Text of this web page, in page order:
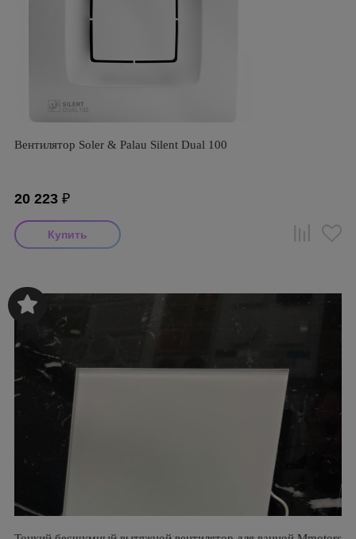
Вентилятор Soler & Palau Silent Dual 100
20 223 ₽